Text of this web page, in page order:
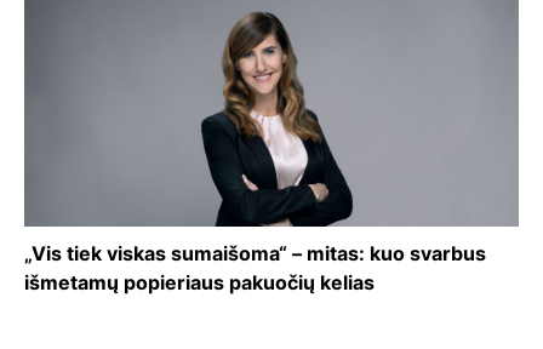
„Vis tiek viskas sumaišoma“ – mitas: kuo svarbus
išmetamų popieriaus pakuočių kelias